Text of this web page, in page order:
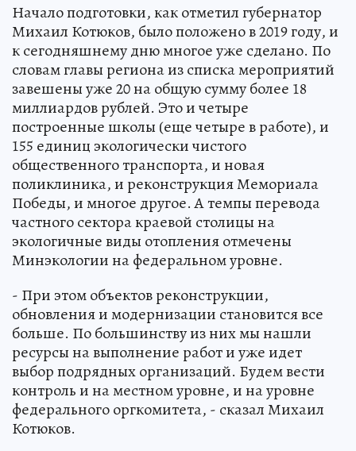
Начало подготовки, как отметил губернатор
Михаил Котюков, было положено в 2019 году, и
к сегодняшнему дню многое уже сделано. По
словам главы региона из списка мероприятий
завешены уже 20 на общую сумму более 18
миллиардов рублей. Это и четыре
построенные школы (еще четыре в работе), и
155 единиц экологически чистого
общественного транспорта, и новая
поликлиника, и реконструкция Мемориала
Победы, и многое другое. А темпы перевода
частного сектора краевой столицы на
экологичные виды отопления отмечены
Минэкологии на федеральном уровне.
- При этом объектов реконструкции,
обновления и модернизации становится все
больше. По большинству из них мы нашли
ресурсы на выполнение работ и уже идет
выбор подрядных организаций. Будем вести
контроль и на местном уровне, и на уровне
федерального оргкомитета, - сказал Михаил
Котюков.